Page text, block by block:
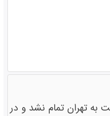
به تهران تمام نشد و در